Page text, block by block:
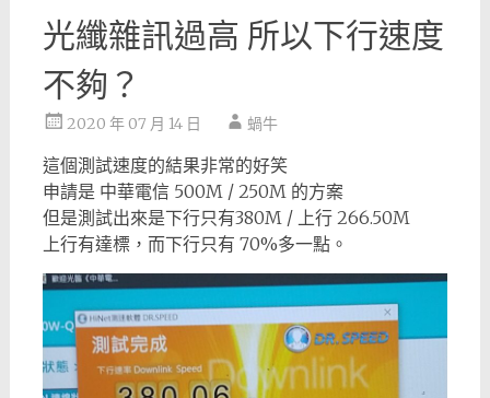
光纖雜訊過高 所以下行速度
不夠？
2020 年 07 月 14 日 蝸牛
這個測試速度的結果非常的好笑
申請是 中華電信 500M / 250M 的方案
但是測試出來是下行只有380M / 上行 266.50M
上行有達標，而下行只有 70%多一點。